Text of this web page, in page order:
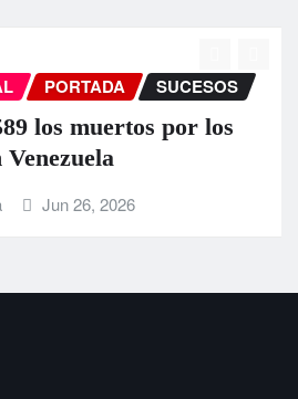
PORTADA SUCESOS
los muertos por los
Jun 26, 2026